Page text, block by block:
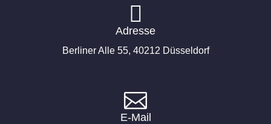

Adresse
Berliner Alle 55, 40212 Düsseldorf

E-Mail